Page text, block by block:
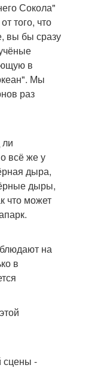
Сокола"
того, что
вы бы сразу
в
Мы
раз
всё же у
дыра,
дыры,
что может
на
в
сцены -